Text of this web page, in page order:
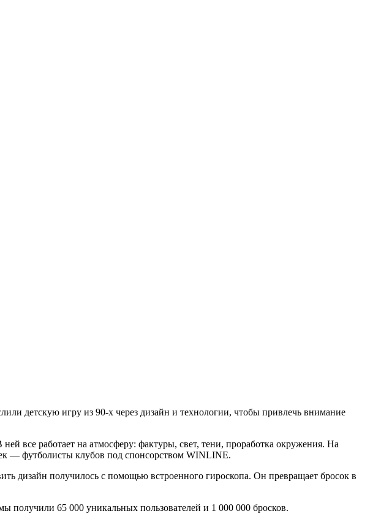
детскую игру из 90-х через дизайн и технологии, чтобы привлечь внимание
все работает на атмосферу: фактуры, свет, тени, проработка окружения. На
— футболисты клубов под спонсорством WINLINE.
дизайн получилось с помощью встроенного гироскопа. Он превращает бросок в
получили 65 000 уникальных пользователей и 1 000 000 бросков.